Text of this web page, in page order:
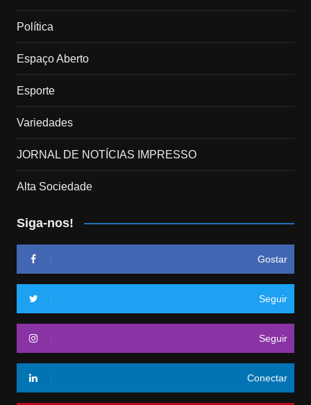
Política
Espaço Aberto
Esporte
Variedades
JORNAL DE NOTÍCIAS IMPRESSO
Alta Sociedade
Siga-nos!
Gostar
Seguir
Seguir
Conectar